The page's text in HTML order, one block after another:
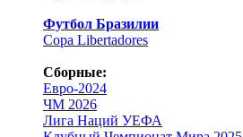
Футбол Бразилии
Copa Libertadores
Сборные:
Евро-2024
ЧМ 2026
Лига Наций УЕФА